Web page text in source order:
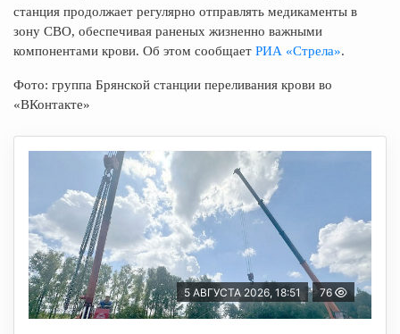
станция продолжает регулярно отправлять медикаменты в
зону СВО, обеспечивая раненых жизненно важными
компонентами крови. Об этом сообщает РИА «Стрела».
Фото: группа Брянской станции переливания крови во
«ВКонтакте»
5 АВГУСТА 2026, 18:51 76